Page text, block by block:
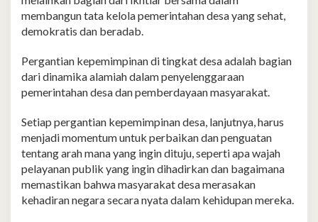
membangun tata kelola pemerintahan desa yang sehat,
demokratis dan beradab.
Pergantian kepemimpinan di tingkat desa adalah bagian
dari dinamika alamiah dalam penyelenggaraan
pemerintahan desa dan pemberdayaan masyarakat.
Setiap pergantian kepemimpinan desa, lanjutnya, harus
menjadi momentum untuk perbaikan dan penguatan
tentang arah mana yang ingin dituju, seperti apa wajah
pelayanan publik yang ingin dihadirkan dan bagaimana
memastikan bahwa masyarakat desa merasakan
kehadiran negara secara nyata dalam kehidupan mereka.